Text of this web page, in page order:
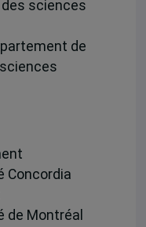
sciences
de
Concordia
de Montréal